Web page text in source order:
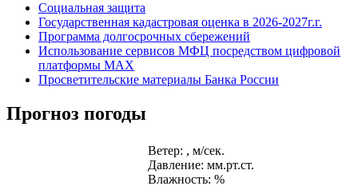
Социальная защита
Государственная кадастровая оценка в 2026-2027г.г.
Программа долгосрочных сбережений
Использование сервисов МФЦ посредством цифровой
платформы MAX
Просветительские материалы Банка России
Прогноз погоды
Ветер: , м/сек.
Давление: мм.рт.ст.
Влажность: %